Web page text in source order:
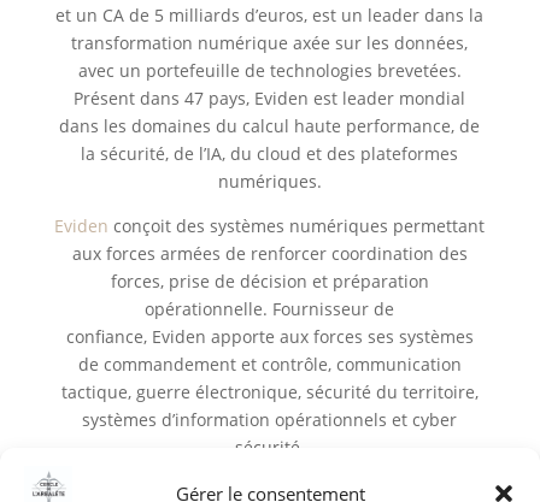
Gérer le consentement
et un CA de 5 milliards d’euros, est un leader dans la
transformation numérique axée sur les données,
avec un portefeuille de technologies brevetées.
Présent dans 47 pays, Eviden est leader mondial
dans les domaines du calcul haute performance, de
la sécurité, de l’IA, du cloud et des plateformes
numériques.
Evidenconçoit des systèmes numériques permettant
aux forces armées de renforcer coordination des
forces, prise de décision et préparation
opérationnelle. Fournisseur de
confiance, Eviden apporte aux forces ses systèmes
de commandement et contrôle, communication
tactique, guerre électronique, sécurité du territoire,
systèmes d’information opérationnels et cyber
sécurité.
www.eviden.com